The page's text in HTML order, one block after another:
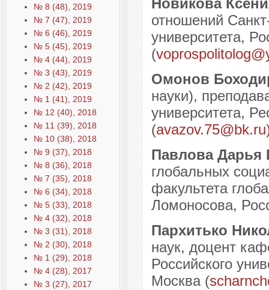
№ 8 (48), 2019
№ 7 (47), 2019
№ 6 (46), 2019
№ 5 (45), 2019
№ 4 (44), 2019
№ 3 (43), 2019
№ 2 (42), 2019
№ 1 (41), 2019
№ 12 (40), 2018
№ 11 (39), 2018
№ 10 (38), 2018
№ 9 (37), 2018
№ 8 (36), 2018
№ 7 (35), 2018
№ 6 (34), 2018
№ 5 (33), 2018
№ 4 (32), 2018
№ 3 (31), 2018
№ 2 (30), 2018
№ 1 (29), 2018
№ 4 (28), 2017
№ 3 (27), 2017
Новикова
отношений
университета,
(
Омонов
науки),
университета,
(avazov.75@bk.ru
Павлова Дарья
глобальных
факультета
Ломоносова,
Пархитько
наук, доцент
Российского
Москва (